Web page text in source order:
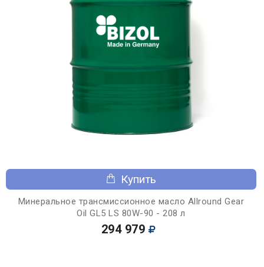
Купить
Минеральное трансмиссионное масло Allround Gear
Oil GL5 LS 80W-90 - 208 л
294 979